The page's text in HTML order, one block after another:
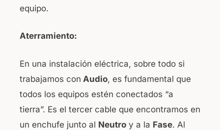
equipo.
Aterramiento:
En una instalación eléctrica, sobre todo si
trabajamos con Audio, es fundamental que
todos los equipos estén conectados “a
tierra”. Es el tercer cable que encontramos en
un enchufe junto al Neutro y a la Fase. Al